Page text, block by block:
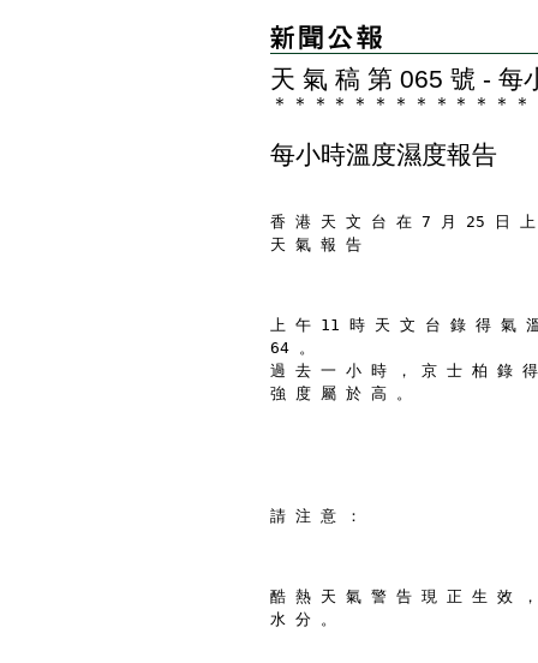
天 氣 稿 第 065 號 - 每
＊ ＊ ＊ ＊ ＊ ＊ ＊ ＊ ＊ ＊ ＊ ＊ ＊
每小時溫度濕度報告
香 港 天 文 台 在 7 月 25 日
天 氣 報 告
上 午 11 時 天 文 台 錄 得 氣
64 。
過 去 一 小 時 ， 京 士 柏 錄
強 度 屬 於 高 。
請 注 意 ：
酷 熱 天 氣 警 告 現 正 生 效
水 分 。